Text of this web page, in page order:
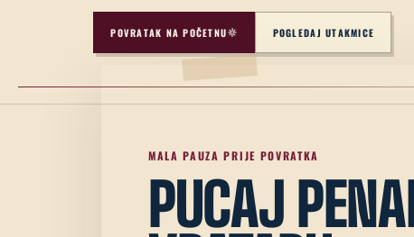
POVRATAK NA POČETNU POGLEDAJ UTAKMICE
MALA PAUZA PRIJE POVRATKA
PUCAJ